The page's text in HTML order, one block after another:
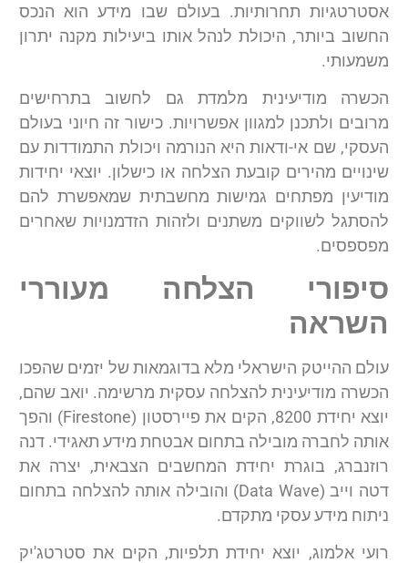
אסטרטגיות תחרותיות. בעולם שבו מידע הוא הנכס
החשוב ביותר, היכולת לנהל אותו ביעילות מקנה יתרון
משמעותי.
הכשרה מודיעינית מלמדת גם לחשוב בתרחישים
מרובים ולתכנן למגוון אפשרויות. כישור זה חיוני בעולם
העסקי, שם אי-ודאות היא הנורמה ויכולת התמודדות עם
שינויים מהירים קובעת הצלחה או כישלון. יוצאי יחידות
מודיעין מפתחים גמישות מחשבתית שמאפשרת להם
להסתגל לשווקים משתנים ולזהות הזדמנויות שאחרים
מפספסים.
סיפורי הצלחה מעוררי
השראה
עולם ההייטק הישראלי מלא בדוגמאות של יזמים שהפכו
הכשרה מודיעינית להצלחה עסקית מרשימה. יואב שהם,
יוצא יחידת 8200, הקים את פיירסטון (Firestone) והפך
אותה לחברה מובילה בתחום אבטחת מידע תאגידי. דנה
רוזנברג, בוגרת יחידת המחשבים הצבאית, יצרה את
דטה וייב (Data Wave) והובילה אותה להצלחה בתחום
ניתוח מידע עסקי מתקדם.
רועי אלמוג, יוצא יחידת תלפיות, הקים את סטרטג'יק